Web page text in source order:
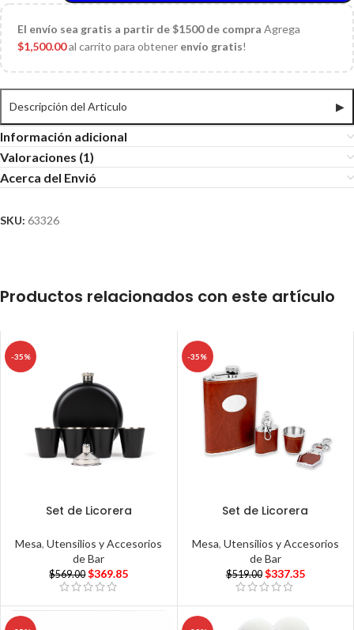
El envío sea gratis a partir de $1500 de compra Agrega
$1,500.00al carrito para obtener envío gratis!
Descripción del Articulo ▶
Información adicional
Valoraciones (1)
Acerca del Envió
SKU: 63326
Productos relacionados con este artículo
-35%
Set de Licorera
Mesa,Utensilios y Accesorios
de Bar
$569.00 $369.85
-35%
Set de Licorera
Mesa, Utensilios y Accesorios
de Bar
$519.00 $337.35